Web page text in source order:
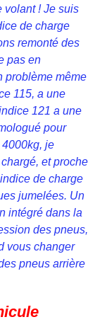
volant ! Je suis
de charge
remonté des
pas en
problème même
115, a une
121 a une
pour
je
et proche
de charge
jumelées. Un
intégré dans la
des pneus,
vous changer
pneus arrière